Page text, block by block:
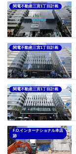
関電不動産三宮1丁目計画
関電不動産三宮1丁目計画
関電不動産三宮1丁目計画
F.O.インターナショナル本店
跡